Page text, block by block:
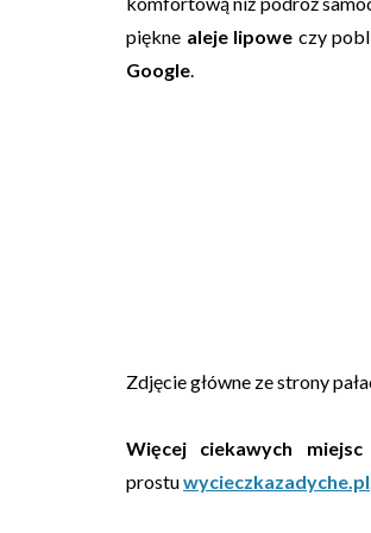
piękne aleje lipowe czy
Google.
Zdjęcie główne ze strony
Więcej ciekawych
prostuwycieczkazadyche.pl